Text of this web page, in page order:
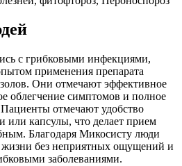
с грибковыми инфекциями,
применения препарата
Они отмечают эффективное
облегчение симптомов и полное
отмечают удобство
или капсулы, что делает прием
Благодаря Микосисту люди
жизни без неприятных ощущений и
заболеваниями.